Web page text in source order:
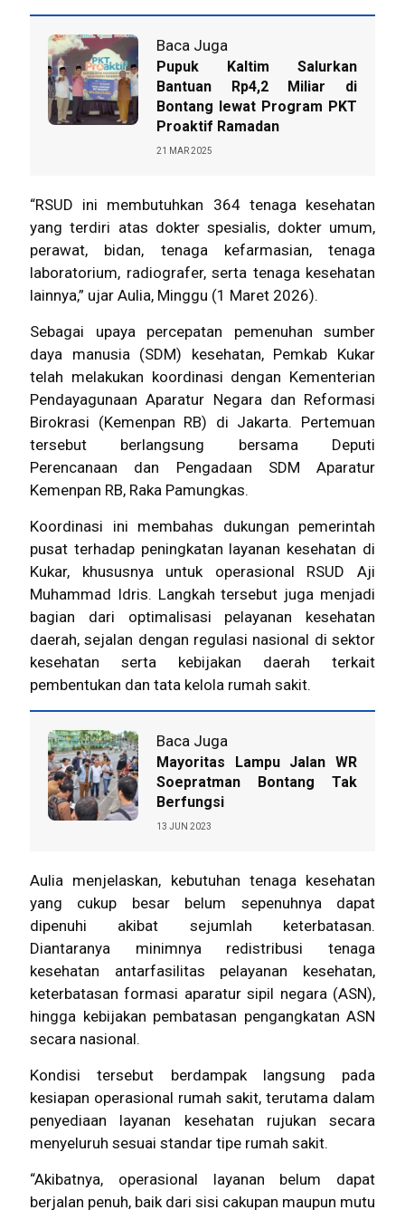
Baca Juga
Pupuk Kaltim Salurkan
Bantuan Rp4,2 Miliar di
Bontang lewat Program PKT
Proaktif Ramadan
21 MAR 2025
“RSUD ini membutuhkan 364 tenaga kesehatan
yang terdiri atas dokter spesialis, dokter umum,
perawat, bidan, tenaga kefarmasian, tenaga
laboratorium, radiografer, serta tenaga kesehatan
lainnya,” ujar Aulia, Minggu (1 Maret 2026).
Sebagai upaya percepatan pemenuhan sumber
daya manusia (SDM) kesehatan, Pemkab Kukar
telah melakukan koordinasi dengan Kementerian
Pendayagunaan Aparatur Negara dan Reformasi
Birokrasi (Kemenpan RB) di Jakarta. Pertemuan
tersebut berlangsung bersama Deputi
Perencanaan dan Pengadaan SDM Aparatur
Kemenpan RB, Raka Pamungkas.
Koordinasi ini membahas dukungan pemerintah
pusat terhadap peningkatan layanan kesehatan di
Kukar, khususnya untuk operasional RSUD Aji
Muhammad Idris. Langkah tersebut juga menjadi
bagian dari optimalisasi pelayanan kesehatan
daerah, sejalan dengan regulasi nasional di sektor
kesehatan serta kebijakan daerah terkait
pembentukan dan tata kelola rumah sakit.
Baca Juga
Mayoritas Lampu Jalan WR
Soepratman Bontang Tak
Berfungsi
13 JUN 2023
Aulia menjelaskan, kebutuhan tenaga kesehatan
yang cukup besar belum sepenuhnya dapat
dipenuhi akibat sejumlah keterbatasan.
Diantaranya minimnya redistribusi tenaga
kesehatan antarfasilitas pelayanan kesehatan,
keterbatasan formasi aparatur sipil negara (ASN),
hingga kebijakan pembatasan pengangkatan ASN
secara nasional.
Kondisi tersebut berdampak langsung pada
kesiapan operasional rumah sakit, terutama dalam
penyediaan layanan kesehatan rujukan secara
menyeluruh sesuai standar tipe rumah sakit.
“Akibatnya, operasional layanan belum dapat
berjalan penuh, baik dari sisi cakupan maupun mutu